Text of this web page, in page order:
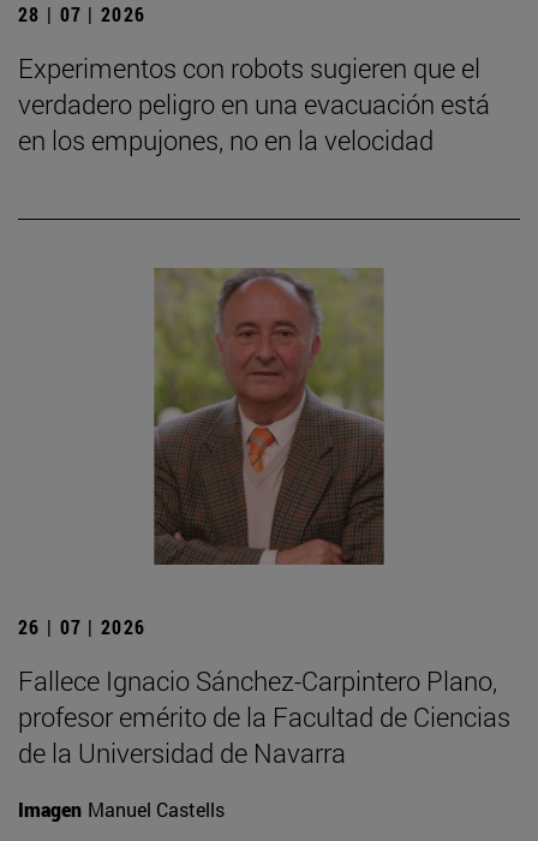
28 | 07 | 2026
Experimentos con robots sugieren que el
verdadero peligro en una evacuación está
en los empujones, no en la velocidad
26 | 07 | 2026
Fallece Ignacio Sánchez-Carpintero Plano,
profesor emérito de la Facultad de Ciencias
de la Universidad de Navarra
Imagen Manuel Castells